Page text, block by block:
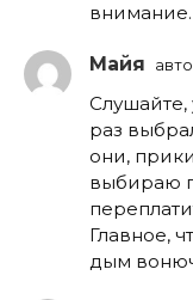
Майя
раз
они,
выбираю
Главное,
дым